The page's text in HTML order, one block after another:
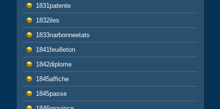
1831patente
1832iles
1833narbonneetats
1841feuilleton
1842diplome
1845affiche
1845passe